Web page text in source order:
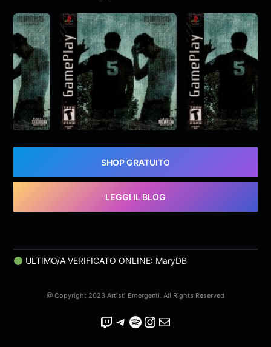
YAMA & Diga –
gameplay
YAMA Diga &monroe
YAMA & Diga –
gameplay
YAMA Diga &monroe
SHOP GRATUITO
LEGGI IL BLOG
ULTIMO/A VERIFICATO ONLINE: MaryDB
@ Copyright 2023 Artisti Emergenti. All Rights Reserved
Twitch Telegram Spotify Instagram Email